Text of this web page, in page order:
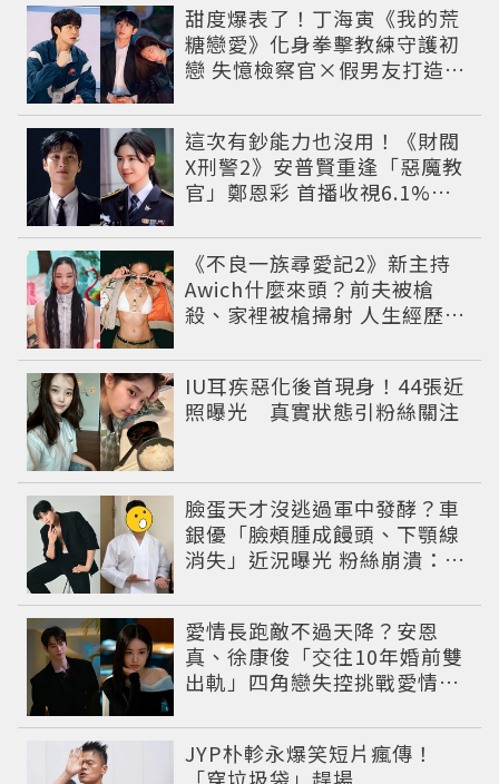
甜度爆表了！丁海寅《我的荒
糖戀愛》化身拳擊教練守護初
戀 失憶檢察官×假男友打造今
這次有鈔能力也沒用！《財閥
X刑警2》安普賢重逢「惡魔教
官」鄭恩彩 首播收視6.1%超
《不良一族尋愛記2》新主持
Awich什麼來頭？前夫被槍
殺、家裡被槍掃射 人生經歷比
IU耳疾惡化後首現身！44張近
照曝光 真實狀態引粉絲關注
臉蛋天才沒逃過軍中發酵？車
銀優「臉頰腫成饅頭、下顎線
消失」近況曝光 粉絲崩潰：空
愛情長跑敵不過天降？安恩
真、徐康俊「交往10年婚前雙
出軌」四角戀失控挑戰愛情底
JYP朴軫永爆笑短片瘋傳！
「穿垃圾袋」趕場